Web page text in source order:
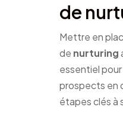
de
Mettre en
de nurturing
essentiel
prospects en
étapes clés à